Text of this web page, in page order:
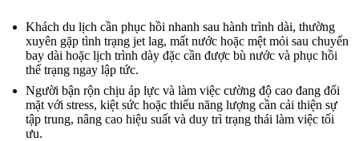
Khách du lịch cần phục hồi nhanh sau hành trình dài, thường
xuyên gặp tình trạng jet lag, mất nước hoặc mệt mỏi sau chuyến
bay dài hoặc lịch trình dày đặc cần được bù nước và phục hồi
thể trạng ngay lập tức.
Người bận rộn chịu áp lực và làm việc cường độ cao đang đối
mặt với stress, kiệt sức hoặc thiếu năng lượng cần cải thiện sự
tập trung, nâng cao hiệu suất và duy trì trạng thái làm việc tối
ưu.